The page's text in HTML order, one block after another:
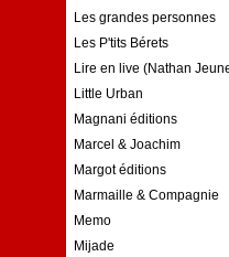
Les grandes personnes
Les P'tits Bérets
Lire en live (Nathan
Little Urban
Magnani éditions
Marcel & Joachim
Margot éditions
Marmaille & Compagnie
Memo
Mijade